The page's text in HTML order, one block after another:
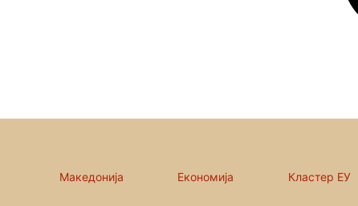
Македонија Економија Кластер ЕУ